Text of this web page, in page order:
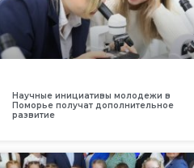
Научные инициативы молодежи в
Поморье получат дополнительное
развитие